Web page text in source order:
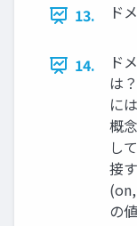
13. ド
14.
ド
は
に
概
し
接
の